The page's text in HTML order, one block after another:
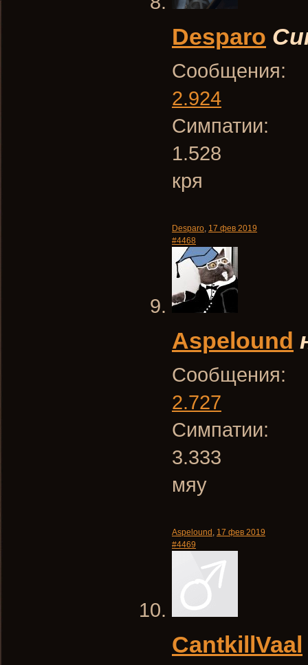
Desparo
Сообщения:
2.924
Симпатии:
1.528
кря
Desparo, 17 фев 2019
#4468
Aspelound
Сообщения:
2.727
Симпатии:
3.333
мяу
Aspelound , 17 фев 2019
#4469
CantkillVaal